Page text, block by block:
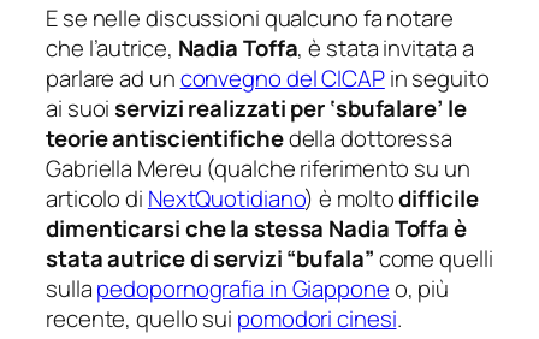
E se nelle discussioni qualcuno fa notare
che l’autrice, Nadia Toffa, è stata invitata a
parlare ad unconvegno del CICAPin seguito
ai suoiservizi realizzati per ‘sbufalare’ le
teorie antiscientifichedella dottoressa
Gabriella Mereu (qualche riferimento su un
articolo di NextQuotidiano) è moltodifficile
dimenticarsi che la stessa Nadia Toffa è
stata autrice di servizi “bufala”come quelli
sullapedopornografia in Giapponeo, più
recente, quello sui pomodori cinesi.